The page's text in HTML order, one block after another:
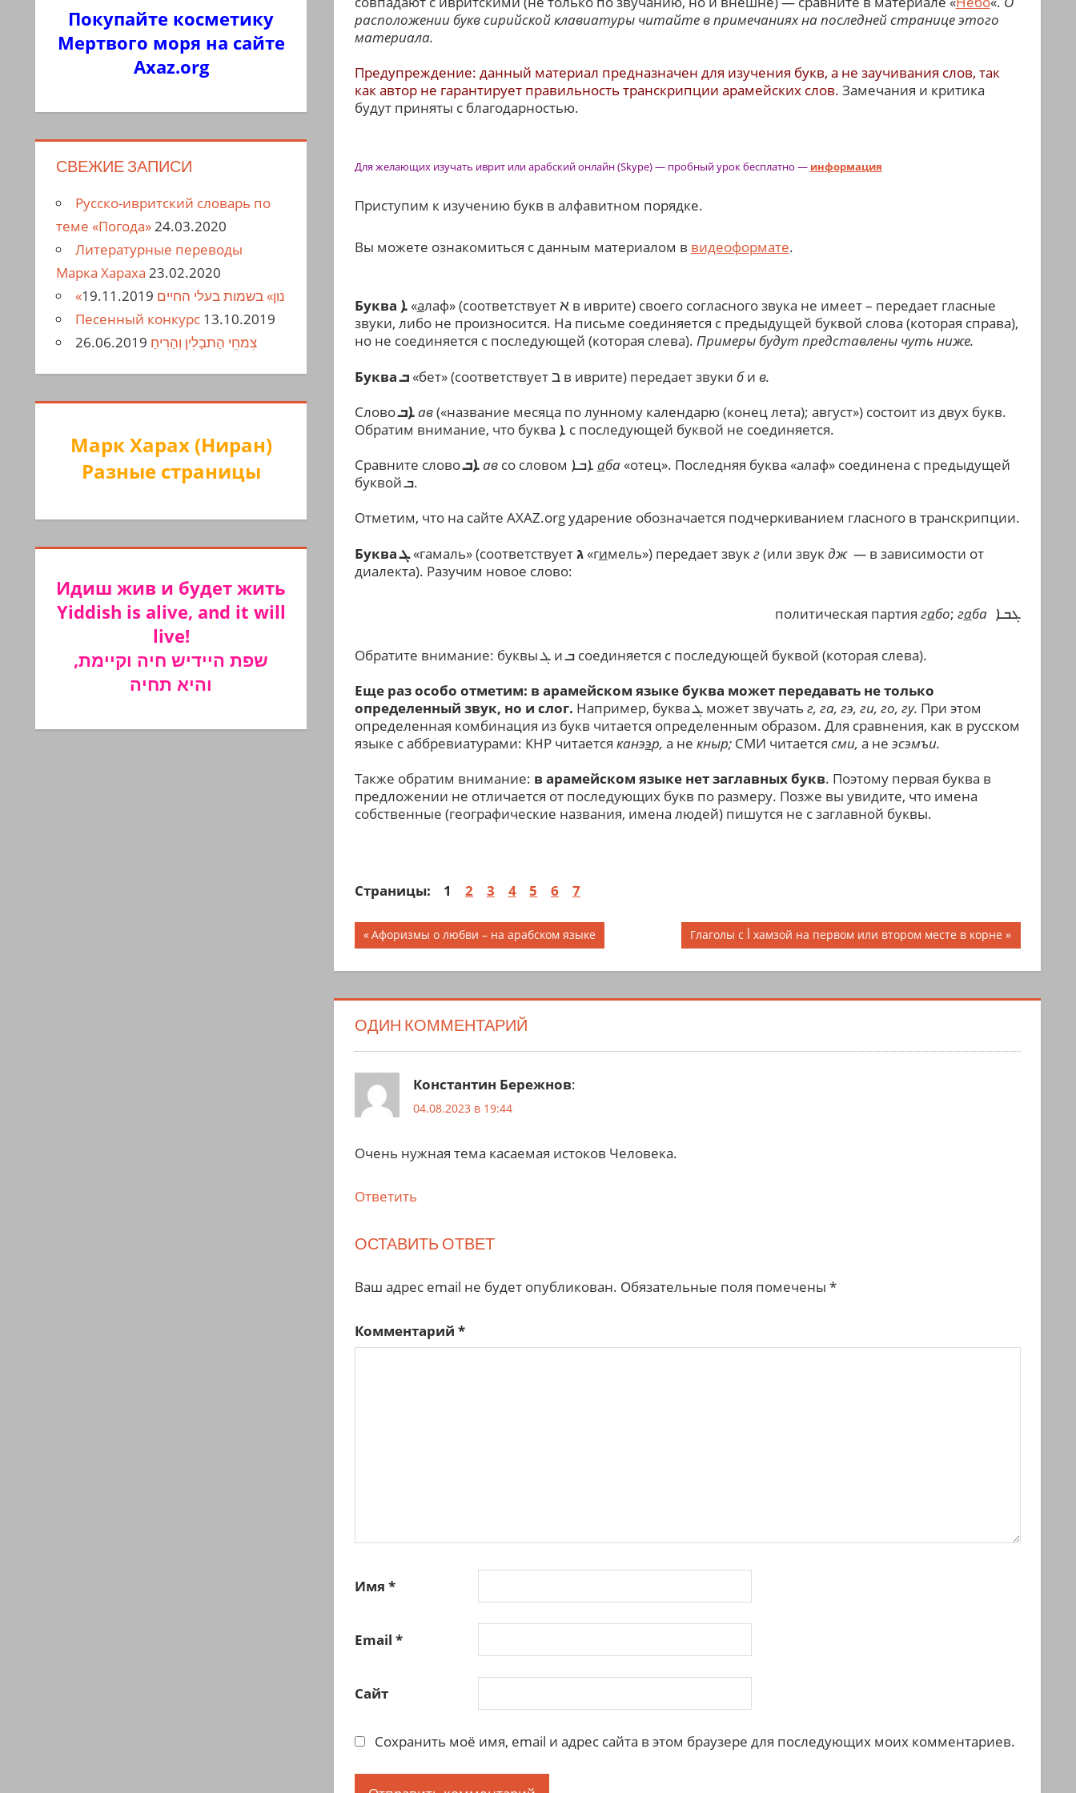
расположении букв сирийской клавиатуры читайте в примечаниях на последней странице этого
материала.
Предупреждение: данный материал предназначен для изучения букв, а не заучивания слов, так
как автор не гарантирует правильность транскрипции арамейских слов. Замечания и критика
будут приняты с благодарностью.
Для желающих изучать ивритили арабский онлайн (Skype)— пробный урок бесплатно — информация
Приступим к изучению букв в алфавитном порядке.
Вы можете ознакомиться с данным материалом в видеоформате.
Буква ܐ «алаф» (соответствуетא в иврите) своего согласного звука не имеет – передает гласные
звуки, либо не произносится. На письме соединяется с предыдущей буквой слова (которая справа),
но не соединяется с последующей (которая слева). Примеры будут представлены чуть ниже.
Букваܒ «бет» (соответствуетבв иврите) передает звуки би в.
Словоܐܒ ав(«название месяца по лунному календарю (конец лета); август») состоит из двух букв.
Обратим внимание, что буква ܐ с последующей буквой не соединяется.
Сравните словоܐܒ ав со словом ܐܒܐ аба«отец». Последняя буква «алаф» соединена с предыдущей
буквойܒ.
Отметим, что на сайте AXAZ.orgударение обозначается подчеркиванием гласного в транскрипции.
Букваܓ «гамаль» (соответствуетג«гимель») передает звукг(или звукдж ­ — в зависимости от
диалекта). Разучим новое слово:
ܓܒܐ политическая партия габо; габа
Обратите внимание: буквыܓ иܒ соединяется с последующей буквой (которая слева).
Еще раз особо отметим: в арамейском языке буква может передавать не только
определенный звук, но и слог. Например, букваܓможет звучать г, га, гэ, ги, го, гу. При этом
определенная комбинация из букв читается определенным образом. Для сравнения, как в русском
языке с аббревиатурами: КНР читается канээр, а не кныр; СМИ читается сми, а не эсэмъи.
Также обратим внимание: в арамейском языке нет заглавных букв. Поэтому первая буква в
предложении не отличается от последующих букв по размеру. Позже вы увидите, что имена
собственные (географические названия, имена людей) пишутся не с заглавной буквы.
Страницы: 1 2 3 4 5 6 7
Навигация
по
записям
Предыдущая
запись;
Афоризмы о любви – на арабском языке
Следующая
запись:
Глаголы с أ хамзой на первом или втором месте в корне
ОДИН КОММЕНТАРИЙ
Константин Бережнов:
04.08.2023 в 19:44
Очень нужная тема касаемая истоков Человека.
Ответить
ОСТАВИТЬ ОТВЕТ
Ваш адрес email не будет опубликован. Обязательные поля помечены *
Комментарий *
Имя *
Email *
Сайт
Сохранить моё имя, email и адрес сайта в этом браузере для последующих моих комментариев.
Покупайте косметику
Мертвого моря на сайте
Axaz.org
СВЕЖИЕ ЗАПИСИ
Русско-ивритский словарь по
теме «Погода»24.03.2020
Литературные переводы
Марка Хараха 23.02.2020
«נון» בשמות בעלי החיים 19.11.2019
Песенный конкурс 13.10.2019
צִמחֵי הַתבָלִין וְהַרִיחַ 26.06.2019
Марк Харах (Ниран)
Разные страницы
Идиш жив и будет жить
Yiddish is alive, and it will
live!
שפת היידיש חיה וקיימת,
והיא תחיה